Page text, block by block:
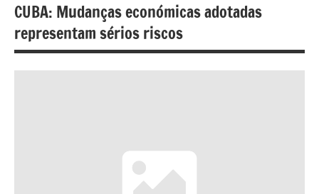
CUBA: Mudanças económicas adotadas
representam sérios riscos